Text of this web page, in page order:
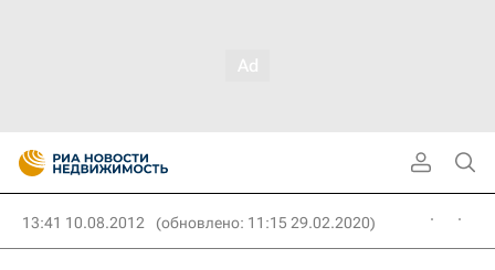
13:41 10.08.2012 (обновлено: 11:15 29.02.2020)